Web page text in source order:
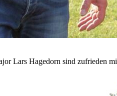
Lars Hagedorn sind zufrieden